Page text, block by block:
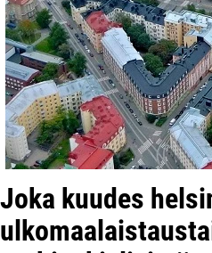
Joka kuudes